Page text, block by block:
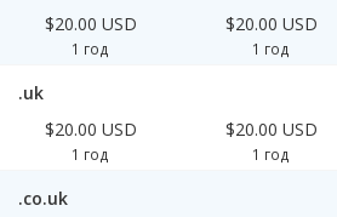
$20.00 USD
1 год
$20.00 USD
1 год
.uk
$20.00 USD
1 год
$20.00 USD
1 год
.co.uk